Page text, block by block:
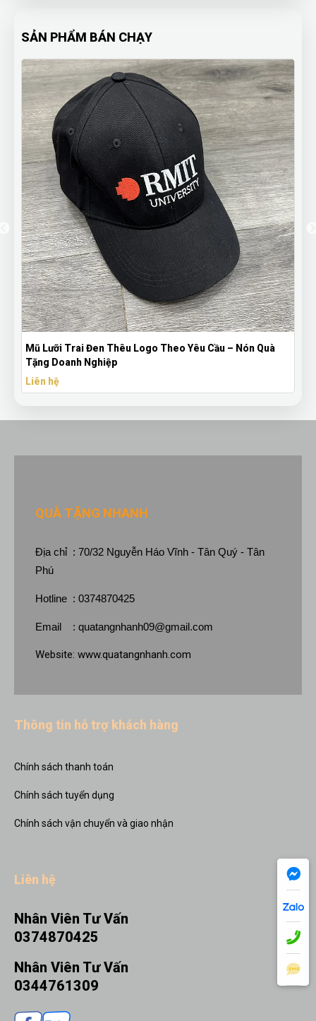
SẢN PHẨM BÁN CHẠY
Mũ Lưỡi Trai Đen Thêu Logo Theo Yêu Cầu – Nón Quà
Tặng Doanh Nghiệp
Liên hệ
QUÀ TẶNG NHANH
Địa chỉ : 70/32 Nguyễn Háo Vĩnh - Tân Quý - Tân
Phú
Hotline : 0374870425
Email : quatangnhanh09@gmail.com
Website: www.quatangnhanh.com
Thông tin hỗ trợ khách hàng
Chính sách thanh toán
Chính sách tuyển dụng
Chính sách vận chuyển và giao nhận
Liên hệ
Nhân Viên Tư Vấn
0374870425
Nhân Viên Tư Vấn
0344761309